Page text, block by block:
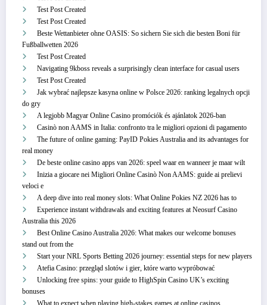
Test Post Created
Test Post Created
Beste Wettanbieter ohne OASIS: So sichern Sie sich die besten Boni für
Fußballwetten 2026
Test Post Created
Navigating 9kboss reveals a surprisingly clean interface for casual users
Test Post Created
Jak wybrać najlepsze kasyna online w Polsce 2026: ranking legalnych opcji
do gry
A legjobb Magyar Online Casino promóciók és ajánlatok 2026-ban
Casinò non AAMS in Italia: confronto tra le migliori opzioni di pagamento
The future of online gaming: PayID Pokies Australia and its advantages for
real money
De beste online casino apps van 2026: speel waar en wanneer je maar wilt
Inizia a giocare nei Migliori Online Casinò Non AAMS: guide ai prelievi
veloci e
A deep dive into real money slots: What Online Pokies NZ 2026 has to
Experience instant withdrawals and exciting features at Neosurf Casino
Australia this 2026
Best Online Casino Australia 2026: What makes our welcome bonuses
stand out from the
Start your NRL Sports Betting 2026 journey: essential steps for new players
Atefia Casino: przegląd slotów i gier, które warto wypróbować
Unlocking free spins: your guide to HighSpin Casino UK’s exciting
bonuses
What to expect when playing high-stakes games at online casinos